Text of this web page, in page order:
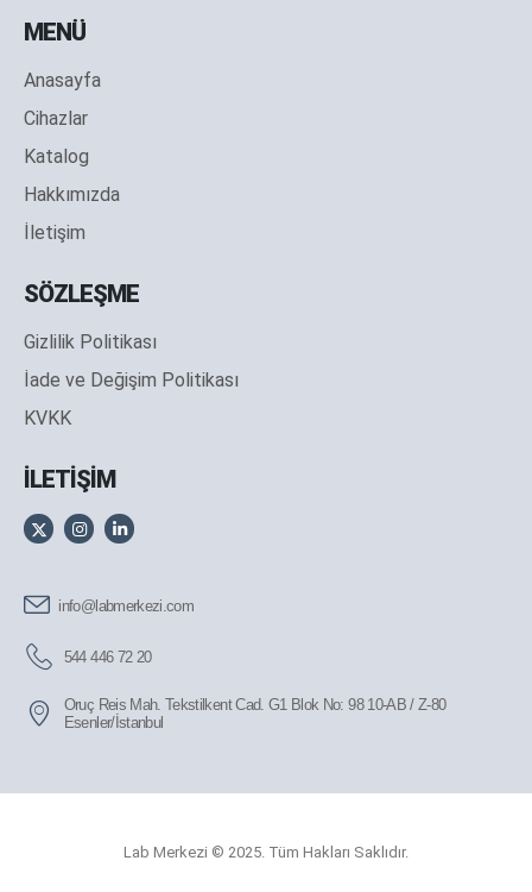
MENÜ
Anasayfa
Cihazlar
Katalog
Hakkımızda
İletişim
SÖZLEŞME
Gizlilik Politikası
İade ve Değişim Politikası
KVKK
İLETİŞİM
info@labmerkezi.com
544 446 72 20
Oruç Reis Mah. Tekstilkent Cad. G1 Blok No: 98 10-AB / Z-80
Esenler/İstanbul
Lab Merkezi © 2025. Tüm Hakları Saklıdır.